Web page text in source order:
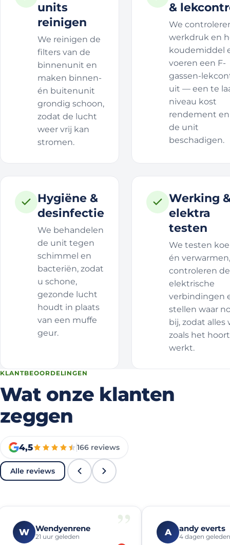
units
reinigen
We reinigen de
filters van de
binnenunit en
maken binnen-
én buitenunit
grondig schoon,
zodat de lucht
weer vrij kan
stromen.
&
We
werkdruk en
koudemiddel
voeren een F-
gassen-
uit — een te
niveau kost
rendement
de unit
beschadigen.
Hygiëne &
desinfectie
We behandelen
de unit tegen
schimmel en
bacteriën, zodat
u schone,
gezonde lucht
houdt in plaats
van een muffe
geur.
Werking
elektra
testen
We testen
én verwarmen,
controleren de
elektrische
verbindingen
stellen waar
bij, zodat alles
zoals het hoort
werkt.
KLANTBEOORDELINGEN
Wat onze klanten
zeggen
4,5 166 reviews
Alle reviews
”
W Wendyenrene
21 uur geleden A andy everts
4 dagen geleden